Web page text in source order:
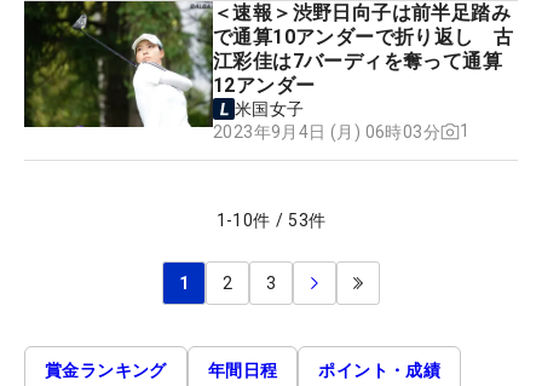
＜速報＞渋野日向子は前半足踏み
で通算10アンダーで折り返し 古
江彩佳は7バーディを奪って通算
12アンダー
米国女子
2023年9月4日 (月) 06時03分
1
1 -10件 / 53件
1 2 3
賞金ランキング 年間日程 ポイント・成績